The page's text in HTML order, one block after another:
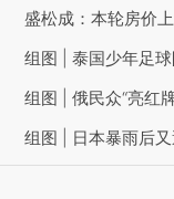
盛松成：本轮房价
组图 | 泰国少年足
组图 | 俄民众“亮红
组图 | 日本暴雨后